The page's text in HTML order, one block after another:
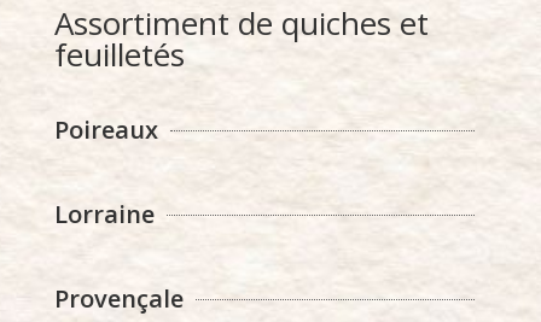
Assortiment de quiches et
feuilletés
Poireaux
Lorraine
Provençale